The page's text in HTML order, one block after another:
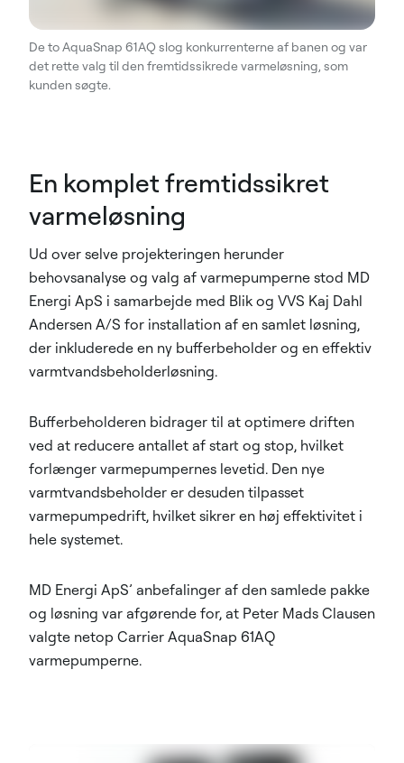
De to AquaSnap 61AQ slog konkurrenterne af banen og var
det rette valg til den fremtidssikrede varmeløsning, som
kunden søgte.
En komplet fremtidssikret
varmeløsning
Ud over selve projekteringen herunder
behovsanalyse og valg af varmepumperne stod MD
Energi ApS i samarbejde med Blik og VVS Kaj Dahl
Andersen A/S for installation af en samlet løsning,
der inkluderede en ny bufferbeholder og en effektiv
varmtvandsbeholderløsning.
Bufferbeholderen bidrager til at optimere driften
ved at reducere antallet af start og stop, hvilket
forlænger varmepumpernes levetid. Den nye
varmtvandsbeholder er desuden tilpasset
varmepumpedrift, hvilket sikrer en høj effektivitet i
hele systemet.
MD Energi ApS’ anbefalinger af den samlede pakke
og løsning var afgørende for, at Peter Mads Clausen
valgte netop Carrier AquaSnap 61AQ
varmepumperne.